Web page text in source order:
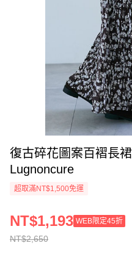
復古碎花圖案百褶長
Lugnoncure
超取滿NT$1,500免運
NT$2,650
NT$1,193 WEB限定45折